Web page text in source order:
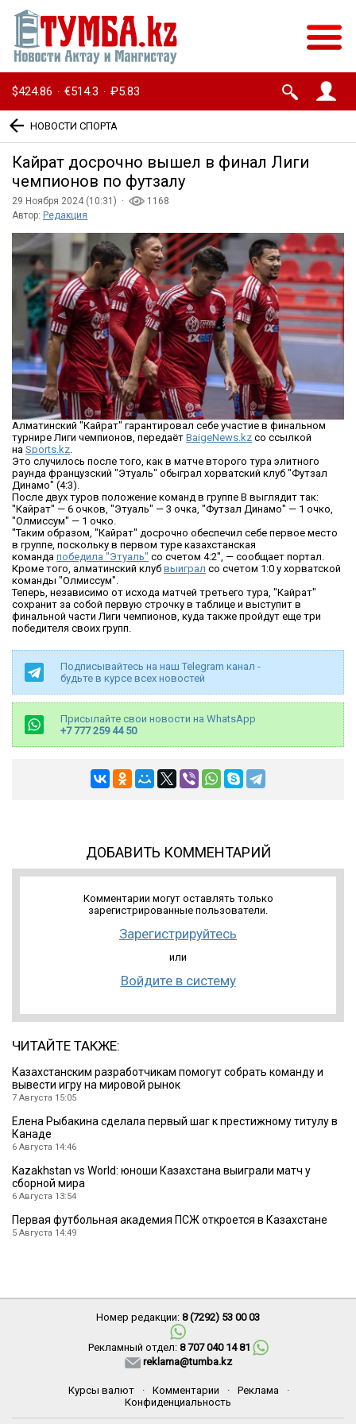
$424.86 · €514.3 · ₽5.83
НОВОСТИ СПОРТА
Кайрат досрочно вышел в финал Лиги
чемпионов по футзалу
29 Ноября 2024 (10:31) ·
1168
Автор: Редакция
Алматинский "Кайрат" гарантировал себе участие в финальном
турнире Лиги чемпионов, передаёт BaigeNews.kz со ссылкой
на Sports.kz.
Это случилось после того, как в матче второго тура элитного
раунда французский "Этуаль" обыграл хорватский клуб "Футзал
Динамо" (4:3).
После двух туров положение команд в группе В выглядит так:
"Кайрат" — 6 очков, "Этуаль" — 3 очка, "Футзал Динамо" — 1 очко,
"Олмиссум" — 1 очко.
"Таким образом, "Кайрат" досрочно обеспечил себе первое место
в группе, поскольку в первом туре казахстанская
команда победила "Этуаль" со счетом 4:2", — сообщает портал.
Кроме того, алматинский клуб выиграл со счетом 1:0 у хорватской
команды "Олмиссум".
Теперь, независимо от исхода матчей третьего тура, "Кайрат"
сохранит за собой первую строчку в таблице и выступит в
финальной части Лиги чемпионов, куда также пройдут еще три
победителя своих групп.
Подписывайтесь на наш Telegram канал -
будьте в курсе всех новостей
Присылайте свои новости на WhatsApp
+7 777 259 44 50
ДОБАВИТЬ КОММЕНТАРИЙ
Комментарии могут оставлять только
зарегистрированные пользователи.
Зарегистрируйтесь
или
Войдите в систему
ЧИТАЙТЕ ТАКЖЕ:
Казахстанским разработчикам помогут собрать команду и
вывести игру на мировой рынок
7 Августа 15:05
Елена Рыбакина сделала первый шаг к престижному титулу в
Канаде
6 Августа 14:46
Kazakhstan vs World: юноши Казахстана выиграли матч у
сборной мира
6 Августа 13:54
Первая футбольная академия ПСЖ откроется в Казахстане
5 Августа 14:49
Номер редакции: 8 (7292) 53 00 03
Рекламный отдел: 8 707 040 14 81
reklama@tumba.kz
Курсы валют · Комментарии · Реклама
·
Конфиденциальность